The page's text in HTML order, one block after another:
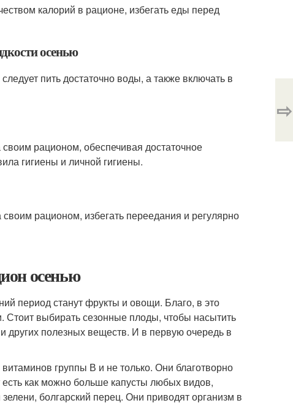
калорий в рационе, избегать еды перед
осенью
пить достаточно воды, а также включать в
рационом, обеспечивая достаточное
гигиены и личной гигиены.
рационом, избегать переедания и регулярно
осенью
период станут фрукты и овощи. Благо, в это
Стоит выбирать сезонные плоды, чтобы насытить
полезных веществ. И в первую очередь в
группы В и не только. Они благотворно
как можно больше капусты любых видов,
болгарский перец. Они приводят организм в
⇨